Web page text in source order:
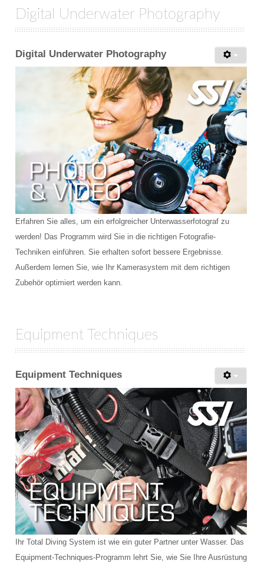
Digital Underwater Photography
Digital Underwater Photography
Erfahren Sie alles, um ein erfolgreicher Unterwasserfotograf zu
werden! Das Programm wird Sie in die richtigen Fotografie-
Techniken einführen. Sie erhalten sofort bessere Ergebnisse.
Außerdem lernen Sie, wie Ihr Kamerasystem mit dem richtigen
Zubehör optimiert werden kann.
Equipment Techniques
Equipment Techniques
Ihr Total Diving System ist wie ein guter Partner unter Wasser. Das
Equipment-Techniques-Programm lehrt Sie, wie Sie Ihre Ausrüstung